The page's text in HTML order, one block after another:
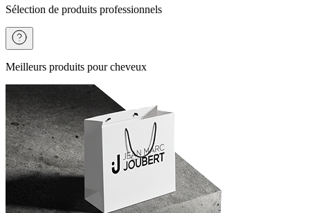
Sélection de produits professionnels
Meilleurs produits pour cheveux